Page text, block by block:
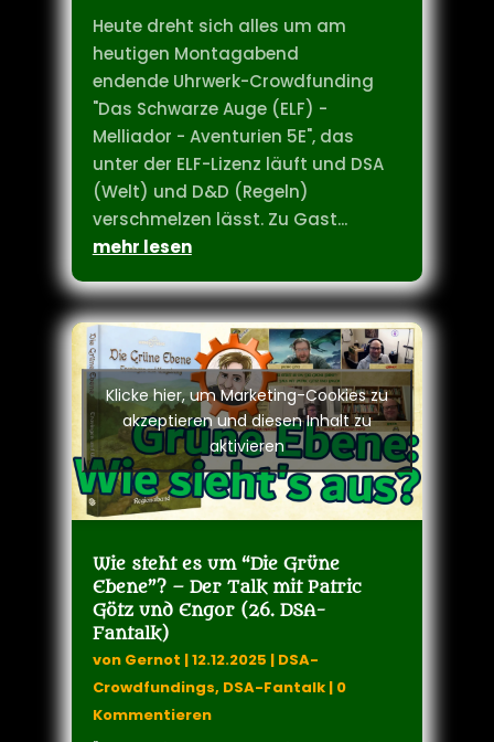
Heute dreht sich alles um am
heutigen Montagabend
endende Uhrwerk-Crowdfunding
"Das Schwarze Auge (ELF) -
Melliador - Aventurien 5E", das
unter der ELF-Lizenz läuft und DSA
(Welt) und D&D (Regeln)
mehr lesen
Klicke hier, um Marketing-Cookies zu
akzeptieren und diesen Inhalt zu
aktivieren
Wie steht es um “Die Grüne
Ebene”? – Der Talk mit Patric
Götz und Engor (26. DSA-
Fantalk)
vonGernot|12.12.2025